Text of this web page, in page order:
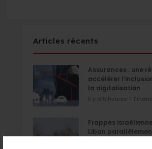
Articles récents
Assurances : une
accélérer
la digitalisation
il y a 6 heures -
Frappes
Liban